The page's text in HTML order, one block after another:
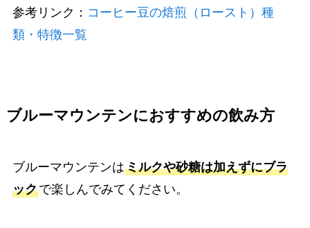
参考リンク： コーヒー豆の焙煎（ロースト）種
類・特徴一覧
ブルーマウンテンにおすすめの飲み方
ブルーマウンテンはミルクや砂糖は加えずにブラ
ックで楽しんでみてください。